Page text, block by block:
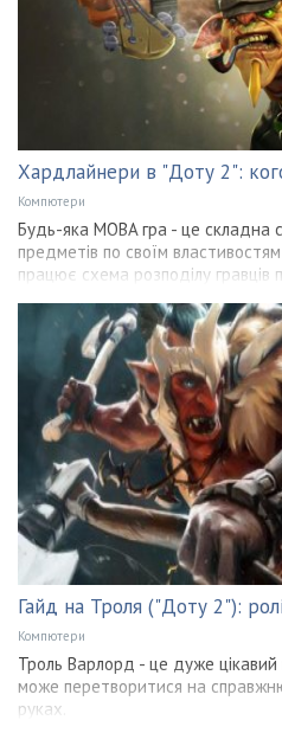
Хардлайнери в "Доту 2":
Компютери
Будь-яка MOBA гра - це складна
предметів по своїм
працює схема розподілу гравців
Гайд на Троля ("Доту 2"):
Компютери
Троль Варлорд - це дуже цікавий
може перетворитися на
руках.